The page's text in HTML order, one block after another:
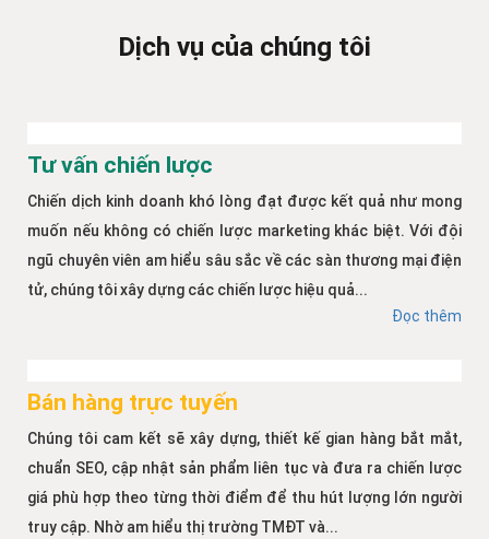
Dịch vụ của chúng tôi
Tư vấn chiến lược
Chiến dịch kinh doanh khó lòng đạt được kết quả như mong
muốn nếu không có chiến lược marketing khác biệt. Với đội
ngũ chuyên viên am hiểu sâu sắc về các sàn thương mại điện
tử, chúng tôi xây dựng các chiến lược hiệu quả...
Đọc thêm
Bán hàng trực tuyến
Chúng tôi cam kết sẽ xây dựng, thiết kế gian hàng bắt mắt,
chuẩn SEO, cập nhật sản phẩm liên tục và đưa ra chiến lược
giá phù hợp theo từng thời điểm để thu hút lượng lớn người
truy cập. Nhờ am hiểu thị trường TMĐT và...